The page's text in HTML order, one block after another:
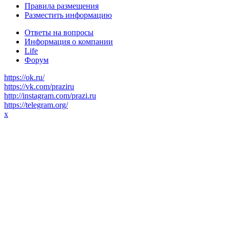
Правила размещения
Разместить информацию
Ответы на вопросы
Информация о компании
Life
Форум
https://ok.ru/
https://vk.com/praziru
http://instagram.com/prazi.ru
https://telegram.org/
x